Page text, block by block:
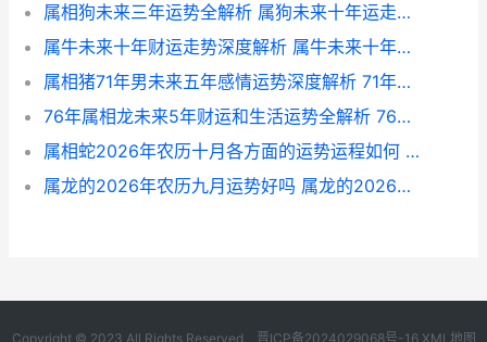
属相狗未来三年运势全解析 属狗未来十年运走向如何
属牛未来十年财运走势深度解析 属牛未来十年财运如何
属相猪71年男未来五年感情运势深度解析 71年生肖猪男
76年属相龙未来5年财运和生活运势全解析 76年属相龙未来5年运势
属相蛇2026年农历十月各方面的运势运程如何 请问2026年属蛇的是什么命人
属龙的2026年农历九月运势好吗 属龙的2026年农历9月19号11时41分生叫陈宇杰名打分一
Copyright © 2023 All Rights Reserved. 晋ICP备2024029068号-16 XML地图